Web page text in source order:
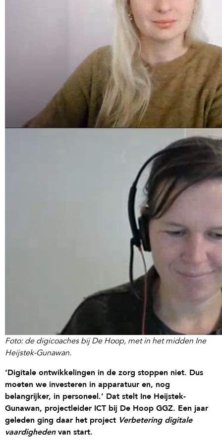
Foto: de digicoaches bij De Hoop, met in het midden Ine
Heijstek-Gunawan.
‘Digitale ontwikkelingen in de zorg stoppen niet. Dus
moeten we investeren in apparatuur en, nog
belangrijker, in personeel.’ Dat stelt Ine Heijstek-
Gunawan, projectleider ICT bij De Hoop GGZ. Een jaar
geleden ging daar het project Verbetering digitale
vaardighedenvan start.